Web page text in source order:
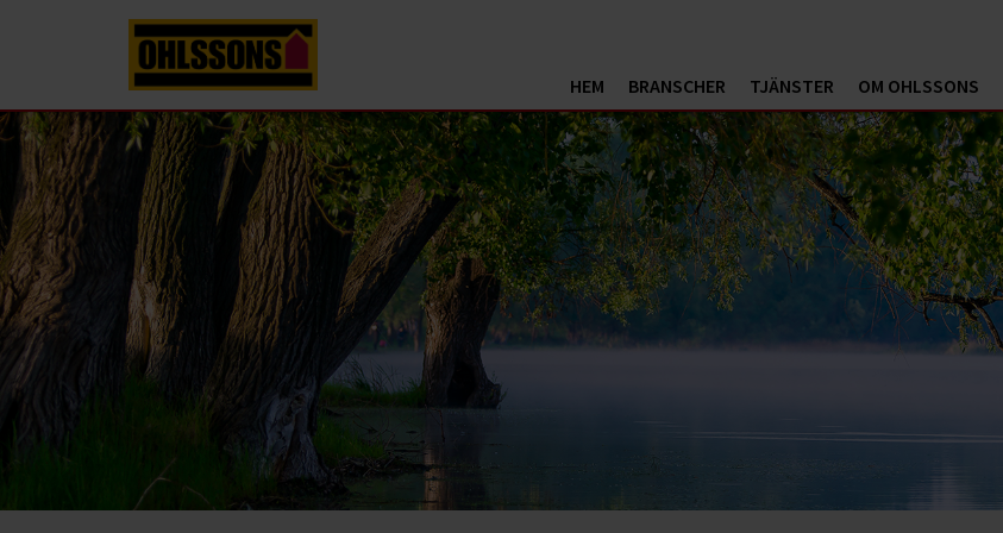
HEM BRANSCHER TJÄNSTER OM OHLSSONS